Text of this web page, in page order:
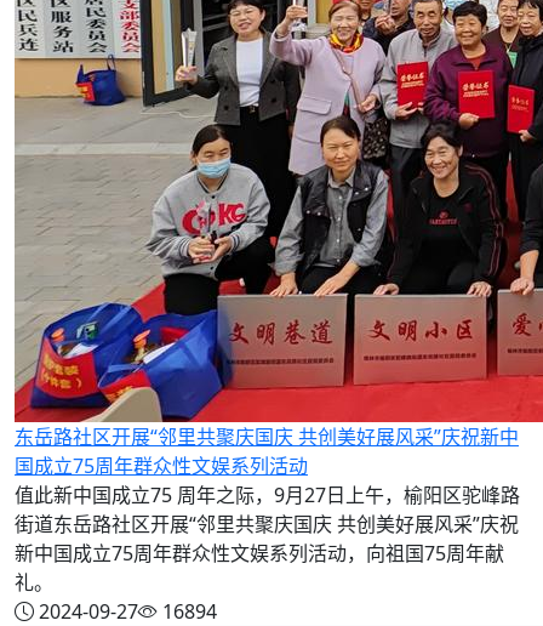
东岳路社区开展“邻里共聚庆国庆 共创美好展风采”庆祝新中
国成立75周年群众性文娱系列活动
值此新中国成立75 周年之际，9月27日上午，榆阳区驼峰路
街道东岳路社区开展“邻里共聚庆国庆 共创美好展风采”庆祝
新中国成立75周年群众性文娱系列活动，向祖国75周年献
礼。
2024-09-27
16894